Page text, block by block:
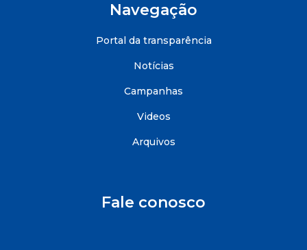
Navegação
Portal da transparência
Notícias
Campanhas
Videos
Arquivos
Fale conosco